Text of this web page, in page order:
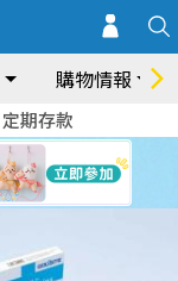
購物情報
定期存款